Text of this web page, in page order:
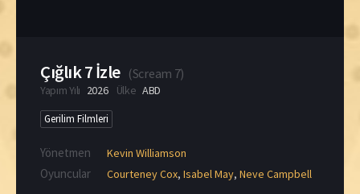
Çığlık 7 İzle (Scream 7)
Yapım Yılı 2026 Ülke ABD
Gerilim Filmleri
Yönetmen Kevin Williamson
Oyuncular Courteney Cox, Isabel May, Neve Campbell